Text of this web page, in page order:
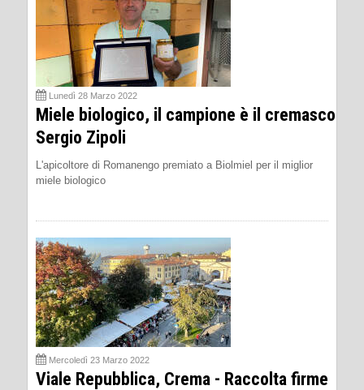
Lunedì 28 Marzo 2022
Miele biologico, il campione è il cremasco
Sergio Zipoli
L'apicoltore di Romanengo premiato a Biolmiel per il miglior
miele biologico
Mercoledì 23 Marzo 2022
Viale Repubblica, Crema - Raccolta firme